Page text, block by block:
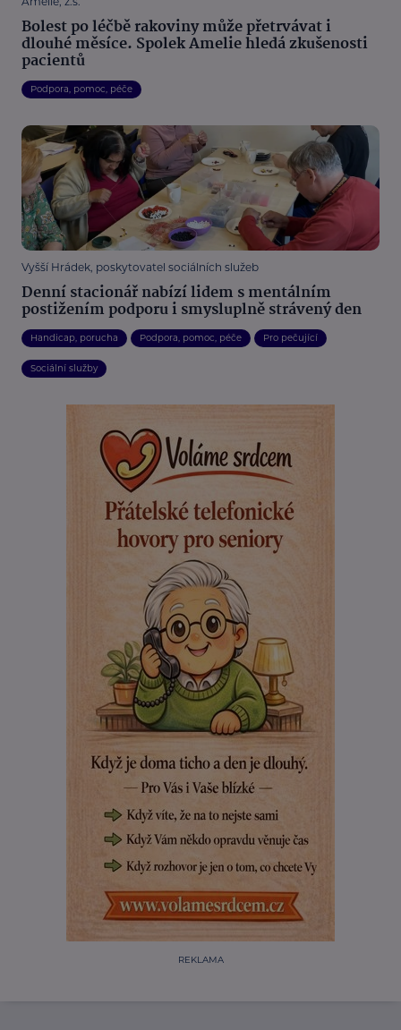
Bolest po léčbě rakoviny může přetrvávat i
dlouhé měsíce. Spolek Amelie hledá zkušenosti
pacientů
Podpora, pomoc, péče
Vyšší Hrádek, poskytovatel sociálních služeb
Denní stacionář nabízí lidem s mentálním
postižením podporu i smysluplně strávený den
Handicap, porucha Podpora, pomoc, péče Pro pečující
Sociální služby
REKLAMA